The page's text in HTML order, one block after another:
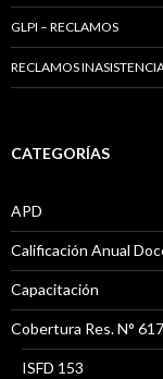
GLPI – RECLAMOS
RECLAMOS
CATEGORÍAS
APD
Calificación Anual
Capacitación
Cobertura Res. N°
ISFD 153